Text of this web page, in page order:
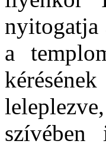
nyitogatja
a